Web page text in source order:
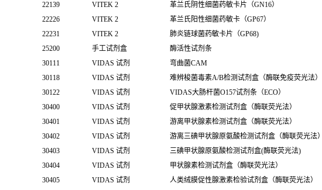
22139
VITEK 2 革兰氏阴性细菌药敏卡片（GN16）
22226
VITEK 2 革兰氏阳性细菌药敏卡（GP67）
22231
VITEK 2 肺炎链球菌药敏卡片（GP68)
25200
手工试剂盒 酶活性试剂条
30111
VIDAS 试剂 弯曲菌CAM
30118
VIDAS 试剂 难辨梭菌毒素A/B检测试剂盒（酶联免疫荧光法）
30122
VIDAS 试剂 VIDAS大肠杆菌O157试剂条（ECO）
30400
VIDAS 试剂 促甲状腺激素检测试剂盒（酶联荧光法）
30401
VIDAS 试剂 游离甲状腺素检测试剂盒（酶联荧光法）
30402
VIDAS 试剂 游离三碘甲状腺原氨酸检测试剂盒（酶联荧光法）
30403
VIDAS 试剂 三碘甲状腺原氨酸检测试剂盒(酶联荧光法)
30404
VIDAS 试剂 甲状腺素检测试剂盒（酶联荧光法）
30405
VIDAS 试剂 人类绒膜促性腺激素检验试剂盒（酶联荧光法）